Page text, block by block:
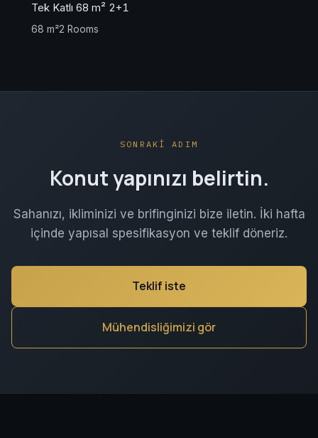
Tek Katlı 68 m² 2+1
68 m²2 Rooms
SONRAKİ ADIM
Konut yapınızı belirtin.
Sahanızı, ikliminizi ve brifinginizi bize iletin. İki hafta
içinde yapısal spesifikasyon ve teklif döneriz.
Teklif iste
Mühendisliğimizi gör